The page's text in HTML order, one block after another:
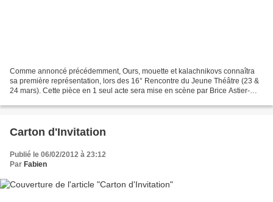
Comme annoncé précédemment, Ours, mouette et kalachnikovs connaîtra
sa première représentation, lors des 16° Rencontre du Jeune Théâtre (23 &
24 mars). Cette pièce en 1 seul acte sera mise en scène par Brice Astier-
Carton d'Invitation
Publié le 06/02/2012 à 23:12
Par Fabien